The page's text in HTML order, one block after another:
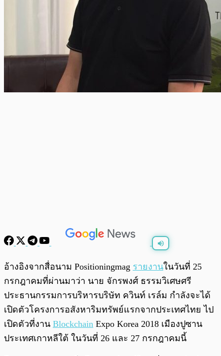
พร้อมเล่น 0:00/0:00
อ้างอิงจากสื่อนาม Positioningmag รายงานในวันที่ 25
กรกฎาคมที่ผ่านมาว่า นาย จักรพงศ์ ธรรมวิเศษศรี
ประธานกรรมการบริหารบริษัท ควินท์ เรล์ม กำลังจะได้
เปิดตัวโครงการอสังหาริมทรัพย์แรกจากประเทศไทย ไป
เปิดตัวที่งาน Blockchain Expo Korea 2018 เมืองปูซาน
ประเทศเกาหลีใต้ ในวันที่ 26 และ 27 กรกฎาคมนี้